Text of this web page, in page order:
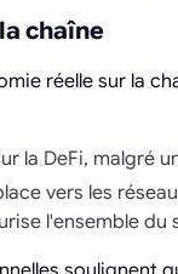
chaîne
réelle sur la
la DeFi, malgré
vers les
l'ensemble du